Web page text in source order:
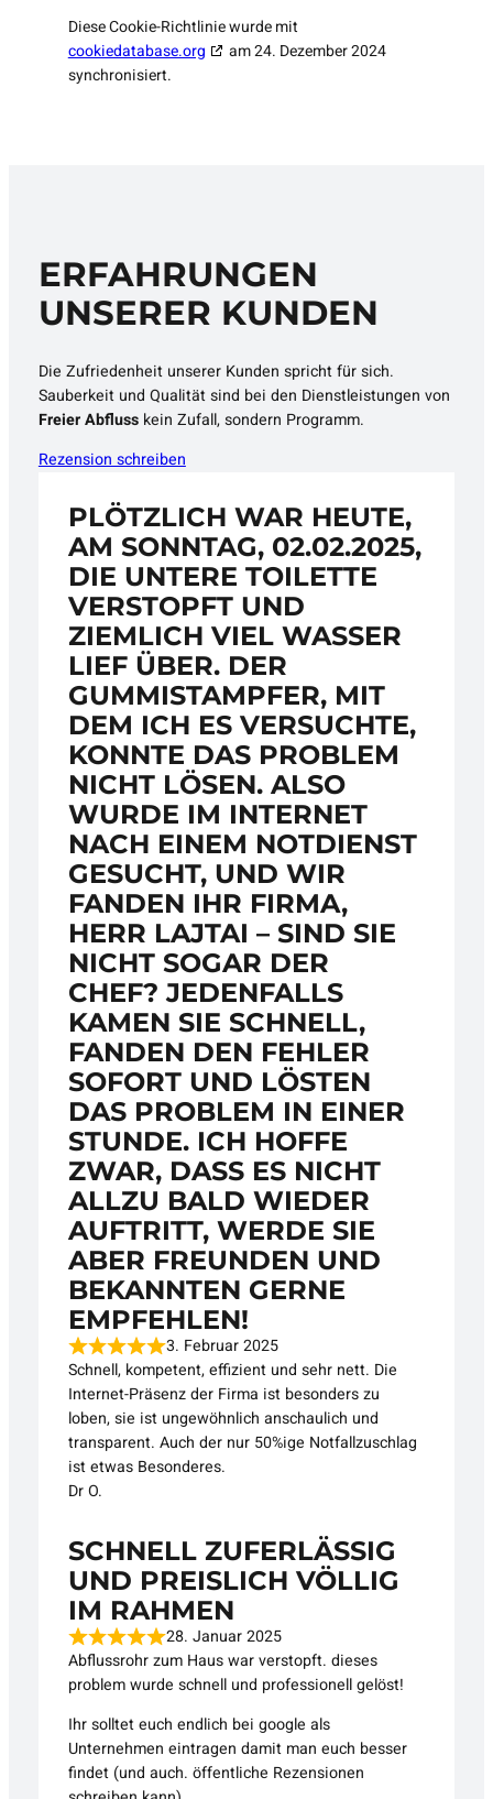
Diese Cookie-Richtlinie wurde mit
cookiedatabase.org
am 24. Dezember 2024
synchronisiert.
ERFAHRUNGEN
UNSERER KUNDEN
Die Zufriedenheit unserer Kunden spricht für sich.
Sauberkeit und Qualität sind bei den Dienstleistungen von
Freier Abflusskein Zufall, sondern Programm.
Rezension schreiben
PLÖTZLICH WAR HEUTE,
AM SONNTAG, 02.02.2025,
DIE UNTERE TOILETTE
VERSTOPFT UND
ZIEMLICH VIEL WASSER
LIEF ÜBER. DER
GUMMISTAMPFER, MIT
DEM ICH ES VERSUCHTE,
KONNTE DAS PROBLEM
NICHT LÖSEN. ALSO
WURDE IM INTERNET
NACH EINEM NOTDIENST
GESUCHT, UND WIR
FANDEN IHR FIRMA,
HERR LAJTAI – SIND SIE
NICHT SOGAR DER
CHEF? JEDENFALLS
KAMEN SIE SCHNELL,
FANDEN DEN FEHLER
SOFORT UND LÖSTEN
DAS PROBLEM IN EINER
STUNDE. ICH HOFFE
ZWAR, DASS ES NICHT
ALLZU BALD WIEDER
AUFTRITT, WERDE SIE
ABER FREUNDEN UND
BEKANNTEN GERNE
EMPFEHLEN!
3. Februar 2025
Schnell, kompetent, effizient und sehr nett. Die
Internet-Präsenz der Firma ist besonders zu
loben, sie ist ungewöhnlich anschaulich und
transparent. Auch der nur 50%ige Notfallzuschlag
ist etwas Besonderes.
Dr O.
SCHNELL ZUFERLÄSSIG
UND PREISLICH VÖLLIG
IM RAHMEN
28. Januar 2025
Abflussrohr zum Haus war verstopft. dieses
problem wurde schnell und professionell gelöst!
Ihr solltet euch endlich bei google als
Unternehmen eintragen damit man euch besser
findet (und auch. öffentliche Rezensionen